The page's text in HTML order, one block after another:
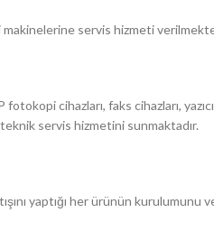
servis hizmeti
cihazları, faks cihazları,
servis hizmetini sunmaktadır.
yaptığı her ürünün